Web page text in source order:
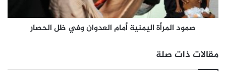
صمود المرأة اليمنية أمام العدوان وفي ظل الحصار
مقالات ذات صلة